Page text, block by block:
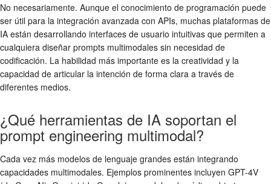
No necesariamente. Aunque el conocimiento de programación puede
ser útil para la integración avanzada con APIs, muchas plataformas de
IA están desarrollando interfaces de usuario intuitivas que permiten a
cualquiera diseñar prompts multimodales sin necesidad de
codificación. La habilidad más importante es la creatividad y la
capacidad de articular la intención de forma clara a través de
diferentes medios.
¿Qué herramientas de IA soportan el
prompt engineering multimodal?
Cada vez más modelos de lenguaje grandes están integrando
capacidades multimodales. Ejemplos prominentes incluyen GPT-4V